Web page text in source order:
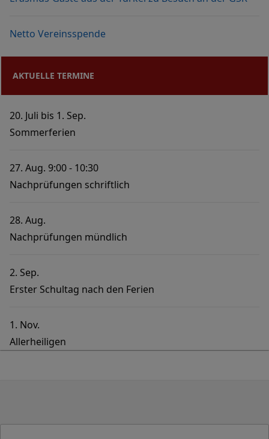
Netto Vereinsspende
AKTUELLE TERMINE
20. Juli bis 1. Sep.
Sommerferien
27. Aug. 9:00
10:30
Nachprüfungen schriftlich
28. Aug.
Nachprüfungen mündlich
2. Sep.
Erster Schultag nach den Ferien
1. Nov.
Allerheiligen